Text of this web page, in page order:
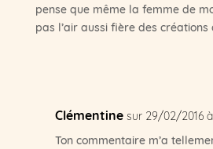
pense que même la femme de
pas l’air aussi fière des créations
Clémentine sur 29/02/2016 à
Ton commentaire m’a